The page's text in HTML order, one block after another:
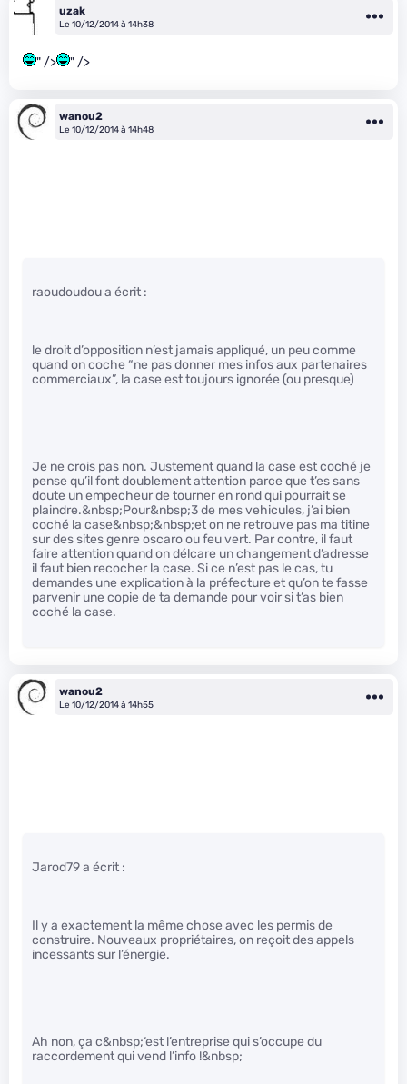
uzak
Le 10/12/2014 à 14h38
" /> " />
wanou2
Le 10/12/2014 à 14h48
raoudoudou a écrit :
le droit d’opposition n’est jamais appliqué, un peu comme
quand on coche “ne pas donner mes infos aux partenaires
commerciaux”, la case est toujours ignorée (ou presque)
Je ne crois pas non. Justement quand la case est coché je
pense qu’il font doublement attention parce que t’es sans
doute un empecheur de tourner en rond qui pourrait se
plaindre.&nbsp;Pour&nbsp;3 de mes vehicules, j’ai bien
coché la case&nbsp;&nbsp;et on ne retrouve pas ma titine
sur des sites genre oscaro ou feu vert. Par contre, il faut
faire attention quand on délcare un changement d’adresse
il faut bien recocher la case. Si ce n’est pas le cas, tu
demandes une explication à la préfecture et qu’on te fasse
parvenir une copie de ta demande pour voir si t’as bien
coché la case.
wanou2
Le 10/12/2014 à 14h55
Jarod79 a écrit :
Il y a exactement la même chose avec les permis de
construire. Nouveaux propriétaires, on reçoit des appels
incessants sur l’énergie.
Ah non, ça c&nbsp;‘est l’entreprise qui s’occupe du
raccordement qui vend l’info !&nbsp;